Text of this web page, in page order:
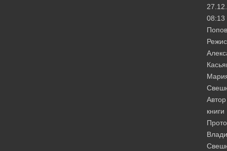
08:13
Автор
книги